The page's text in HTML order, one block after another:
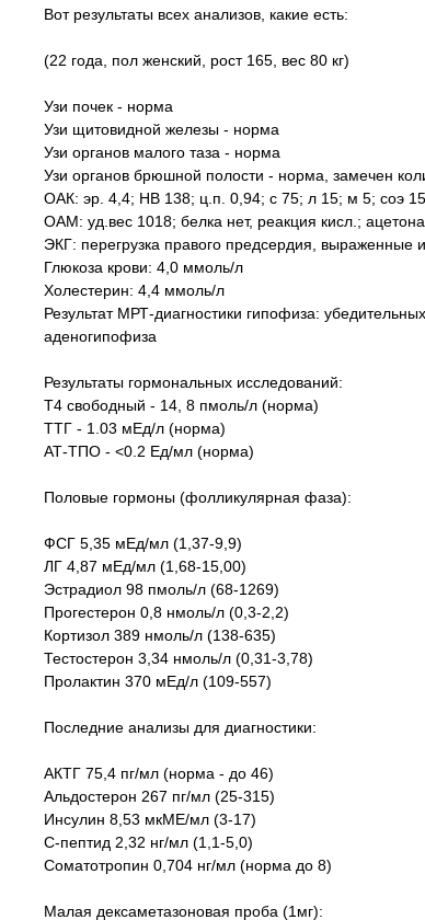
Вот результаты всех анализов, какие есть:
(22 года, пол женский, рост 165, вес 80 кг)
Узи почек - норма
Узи щитовидной железы - норма
Узи органов малого таза - норма
Узи органов брюшной полости - норма, замечен
ОАК: эр. 4,4; HB 138; ц.п. 0,94; с 75; л 15; м 5; соэ 15
ОАМ: уд.вес 1018; белка нет, реакция кисл.;
ЭКГ: перегрузка правого предсердия, выраженные
Глюкоза крови: 4,0 ммоль/л
Холестерин: 4,4 ммоль/л
Результат МРТ-диагностики гипофиза:
аденогипофиза
Результаты гормональных исследований:
Т4 свободный - 14, 8 пмоль/л (норма)
ТТГ - 1.03 мЕд/л (норма)
АТ-ТПО - <0.2 Ед/мл (норма)
Половые гормоны (фолликулярная фаза):
ФСГ 5,35 мЕд/мл (1,37-9,9)
ЛГ 4,87 мЕд/мл (1,68-15,00)
Эстрадиол 98 пмоль/л (68-1269)
Прогестерон 0,8 нмоль/л (0,3-2,2)
Кортизол 389 нмоль/л (138-635)
Тестостерон 3,34 нмоль/л (0,31-3,78)
Пролактин 370 мЕд/л (109-557)
Последние анализы для диагностики:
АКТГ 75,4 пг/мл (норма - до 46)
Альдостерон 267 пг/мл (25-315)
Инсулин 8,53 мкМЕ/мл (3-17)
С-пептид 2,32 нг/мл (1,1-5,0)
Соматотропин 0,704 нг/мл (норма до 8)
Малая дексаметазоновая проба (1мг):